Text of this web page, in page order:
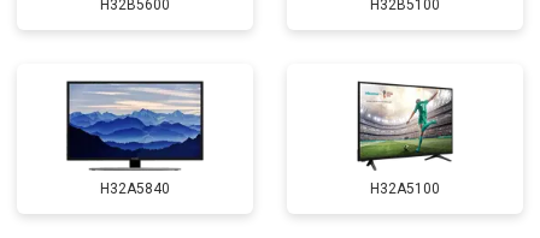
H32B5600 H32B5100
H32A5840 H32A5100